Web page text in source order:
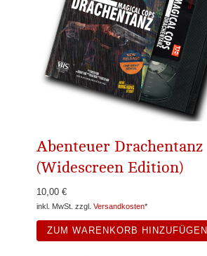
Abenteuer Drachentanz
(Widescreen Edition)
10,00 €
inkl. MwSt. zzgl. Versandkosten*
ZUM WARENKORB HINZUFÜGEN